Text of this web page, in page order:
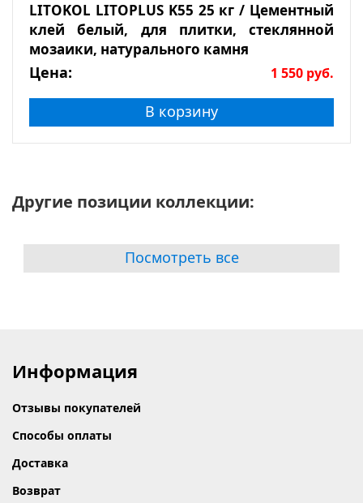
LITOKOL LITOPLUS K55 25 кг / Цементный
клей белый, для плитки, стеклянной
мозаики, натурального камня
Цена: 1 550 руб.
В корзину
Другие позиции коллекции:
Посмотреть все
Информация
Отзывы покупателей
Способы оплаты
Доставка
Возврат